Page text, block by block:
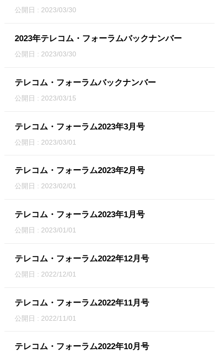
公開日 : 2023/03/30
2023年テレコム・フォーラムバックナンバー
公開日 : 2023/03/30
テレコム・フォーラムバックナンバー
公開日 : 2023/03/15
テレコム・フォーラム2023年3月号
公開日 : 2023/03/01
テレコム・フォーラム2023年2月号
公開日 : 2023/02/01
テレコム・フォーラム2023年1月号
公開日 : 2023/01/01
テレコム・フォーラム2022年12月号
公開日 : 2022/12/01
テレコム・フォーラム2022年11月号
公開日 : 2022/11/01
テレコム・フォーラム2022年10月号